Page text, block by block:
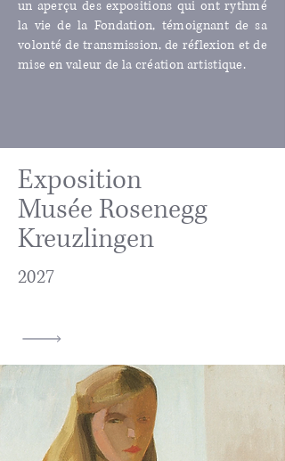
un aperçu des expositions qui ont rythmé
la vie de la Fondation, témoignant de sa
volonté de transmission, de réflexion et de
mise en valeur de la création artistique.
Exposition
Musée Rosenegg
Kreuzlingen
2027